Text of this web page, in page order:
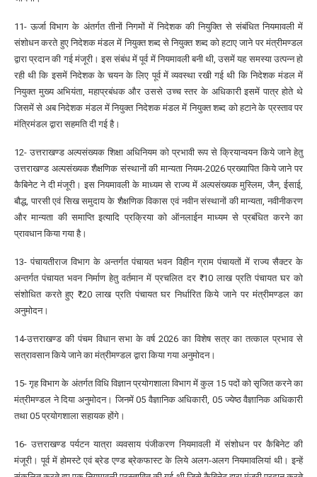
11- ऊर्जा विभाग के अंतर्गत तीनों निगमों में निदेशक की नियुक्ति से संबंधित नियमावली में
संशोधन करते हुए निदेशक मंडल में नियुक्त शब्द से नियुक्त शब्द को हटाए जाने पर मंत्रीमण्डल
द्वारा प्रदान की गई मंजूरी। इस संबंध में पूर्व में नियमावली बनी थी, उसमें यह समस्या उत्पन्न हो
रही थी कि इसमें निदेशक के चयन के लिए पूर्व में व्यवस्था रखी गई थी कि निदेशक मंडल में
नियुक्त मुख्य अभियंता, महाप्रबंधक और उससे उच्च स्तर के अधिकारी इसमें पात्र होते थे
जिसमें से अब निदेशक मंडल में नियुक्त निदेशक मंडल में नियुक्त शब्द को हटाने के प्रस्ताव पर
मंत्रिमंडल द्वारा सहमति दी गई है।
12- उत्तराखण्ड अल्पसंख्यक शिक्षा अधिनियम को प्रभावी रूप से क्रियान्वयन किये जाने हेतु
उत्तराखण्ड अल्पसंख्यक शैक्षणिक संस्थानों की मान्यता नियम-2026 प्रख्यापित किये जाने पर
कैबिनेट ने दी मंजूरी। इस नियमावली के माध्यम से राज्य में अल्पसंख्यक मुस्लिम, जैन, ईसाई,
बौद्ध, पारसी एवं सिख समुदाय के शैक्षणिक विकास एवं नवीन संस्थानों की मान्यता, नवीनीकरण
और मान्यता की समाप्ति इत्यादि प्रक्रिया को ऑनलाईन माध्यम से प्रबंधित करने का
प्रावधान किया गया है।
13- पंचायतीराज विभाग के अन्तर्गत पंचायत भवन विहीन ग्राम पंचायतों में राज्य सैक्टर के
अन्तर्गत पंचायत भवन निर्माण हेतु वर्तमान में प्रचलित दर ₹ 10 लाख प्रति पंचायत घर को
संशोधित करते हुए ₹ 20 लाख प्रति पंचायत घर निर्धारित किये जाने पर मंत्रीमण्डल का
अनुमोदन।
14-उत्तराखण्ड की पंचम विधान सभा के वर्ष 2026 का विशेष सत्र का तत्काल प्रभाव से
सत्रावसान किये जाने का मंत्रीमण्डल द्वारा किया गया अनुमोदन।
15- गृह विभाग के अंतर्गत विधि विज्ञान प्रयोगशाला विभाग में कुल 15 पदों को सृजित करने का
मंत्रीमण्डल ने दिया अनुमोदन। जिनमें 05 वैज्ञानिक अधिकारी, 05 ज्येष्ठ वैज्ञानिक अधिकारी
तथा 05 प्रयोगशाला सहायक होंगे।
16- उत्तराखण्ड पर्यटन यात्रा व्यवसाय पंजीकरण नियमावली में संशोधन पर कैबिनेट की
मंजूरी। पूर्व में होमस्टे एवं ब्रेड एण्ड ब्रेकफास्ट के लिये अलग-अलग नियमावलियां थी। इन्हें